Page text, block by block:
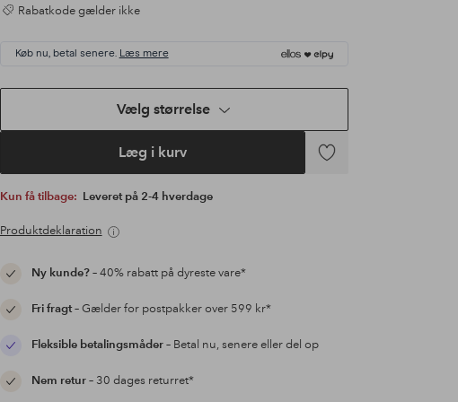
Rabatkode gælder ikke
Køb nu, betal senere. Læs mere
Vælg størrelse
Læg i kurv
Tilføj
Kun få tilbage: Leveret på 2-4 hverdage
Produktdeklaration
Ny kunde?– 40% rabatt på dyreste vare*
Fri fragt– Gælder for postpakker over 599 kr*
Fleksible betalingsmåder– Betal nu, senere eller del op
Nem retur– 30 dages returret*